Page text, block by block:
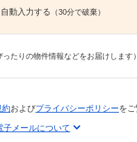
動入力する （30分で破棄）
ったりの物件情報などをお届けします
約およびプライバシーポリシーを
子メールについて